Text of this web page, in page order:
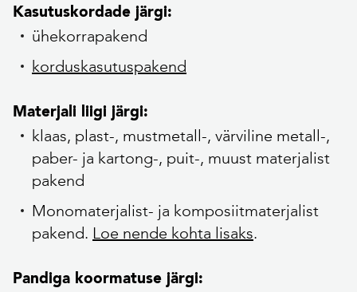
Kasutuskordade järgi:
ühekorrapakend
korduskasutuspakend
Materjali liigi järgi:
klaas, plast-, mustmetall-, värviline metall-,
paber- ja kartong-, puit-, muust materjalist
pakend
Monomaterjalist- ja komposiitmaterjalist
pakend. Loe nende kohta lisaks.
Pandiga koormatuse järgi: